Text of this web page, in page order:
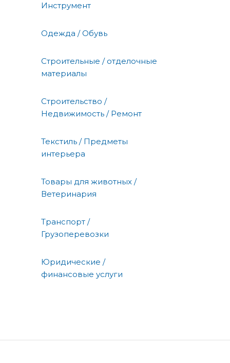
Инструмент
Одежда / Обувь
Строительные / отделочные
материалы
Строительство /
Недвижимость / Ремонт
Текстиль / Предметы
интерьера
Товары для животных /
Ветеринария
Транспорт /
Грузоперевозки
Юридические /
финансовые услуги